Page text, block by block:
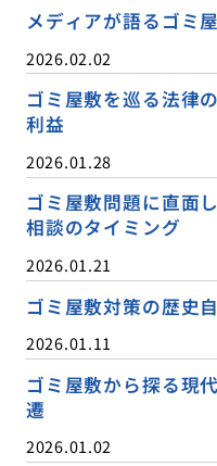
メディアが語るゴミ
2026.02.02
ゴミ屋敷を巡る法律
利益
2026.01.28
ゴミ屋敷問題に直面
相談のタイミング
2026.01.21
ゴミ屋敷対策の歴史
2026.01.11
ゴミ屋敷から探る現
遷
2026.01.02